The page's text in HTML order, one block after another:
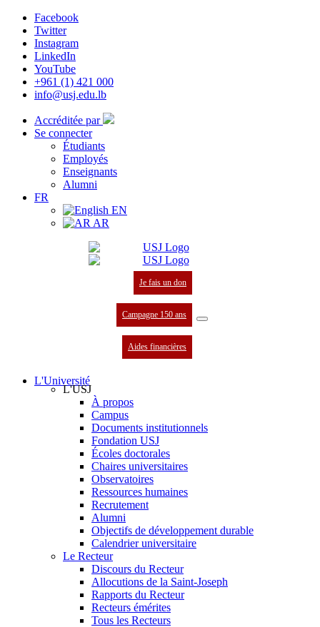
Facebook
Twitter
Instagram
LinkedIn
YouTube
+961 (1) 421 000
info@usj.edu.lb
Accréditée par
Se connecter
Étudiants
Employés
Enseignants
Alumni
FR
EN
AR
Je fais un don
Campagne 150 ans
Aides financières
L'Université
L'USJ
À propos
Campus
Documents institutionnels
Fondation USJ
Écoles doctorales
Chaires universitaires
Observatoires
Ressources humaines
Recrutement
Alumni
Objectifs de développement durable
Calendrier universitaire
Le Recteur
Discours du Recteur
Allocutions de la Saint-Joseph
Rapports du Recteur
Recteurs émérites
Tous les Recteurs